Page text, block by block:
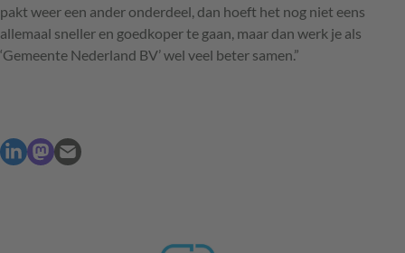
pakt weer een ander onderdeel, dan hoeft het nog niet eens
allemaal sneller en goedkoper te gaan, maar dan werk je als
‘Gemeente Nederland BV’ wel veel beter samen.”